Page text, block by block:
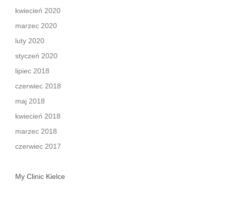
kwiecień 2020
marzec 2020
luty 2020
styczeń 2020
lipiec 2018
czerwiec 2018
maj 2018
kwiecień 2018
marzec 2018
czerwiec 2017
My Clinic Kielce